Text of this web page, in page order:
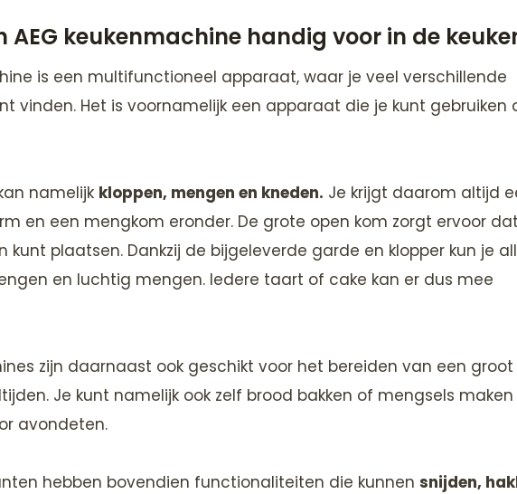
AEG keukenmachine handig voor in de
is een multifunctioneel apparaat, waar je veel verschillende
vinden. Het is voornamelijk een apparaat die je kunt gebruiken
namelijk kloppen, mengen en kneden. Je krijgt daarom altijd
en een mengkom eronder. De grote open kom zorgt ervoor
kunt plaatsen. Dankzij de bijgeleverde garde en klopper kun je
en luchtig mengen. Iedere taart of cake kan er dus mee
zijn daarnaast ook geschikt voor het bereiden van een groot
Je kunt namelijk ook zelf brood bakken of mengsels maken
avondeten.
hebben bovendien functionaliteiten die kunnen snijden,